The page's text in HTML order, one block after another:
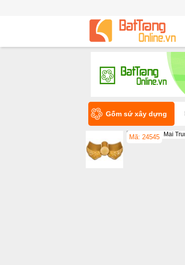
Gốm sứ xây dựng
Mã: 24545